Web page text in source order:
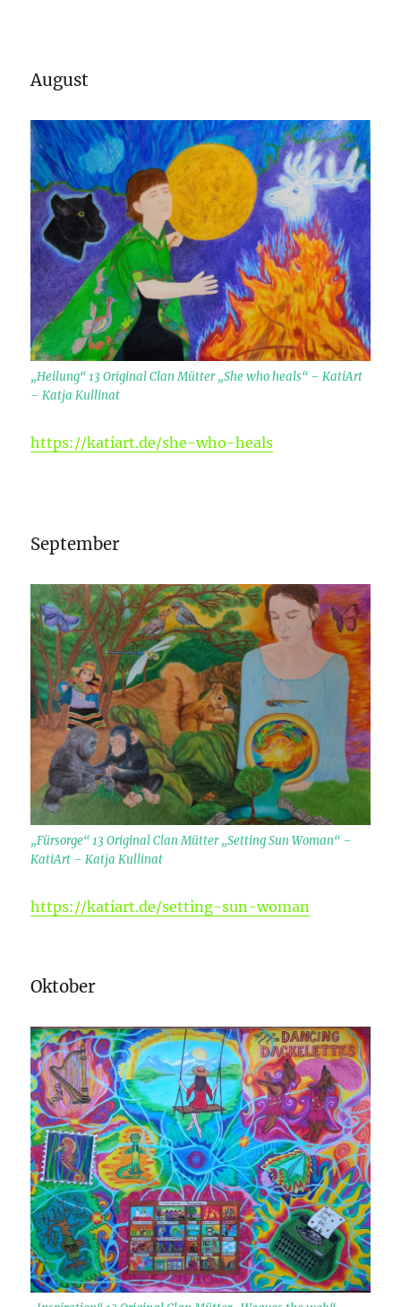
August
„Heilung“ 13 Original Clan Mütter „She who heals“ – KatiArt
– Katja Kullinat
https://katiart.de/she-who-heals
September
„Fürsorge“ 13 Original Clan Mütter „Setting Sun Woman“ –
KatiArt – Katja Kullinat
https://katiart.de/setting-sun-woman
Oktober